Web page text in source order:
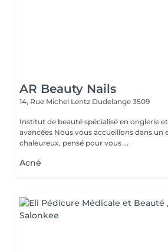
AR Beauty Nails
14, Rue Michel Lentz Dudelange 3509
Institut de beauté spécialisé en onglerie
avancées Nous vous accueillons dans un espace moderne et
chaleureux, pensé pour vous ...
Acné